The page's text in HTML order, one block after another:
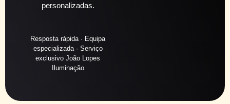
personalizadas.
Resposta rápida · Equipa
especializada · Serviço
exclusivo João Lopes
Iluminação